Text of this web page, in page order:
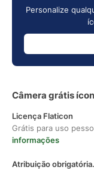
Personalize
Câmera grátis
Licença Flaticon
Grátis para uso
informações
Atribuição obrigatória.